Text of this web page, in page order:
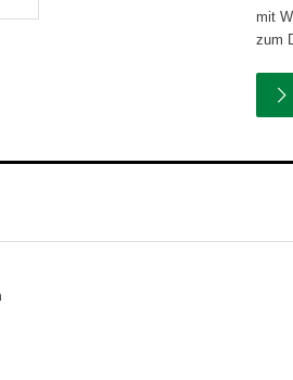
mit
zum